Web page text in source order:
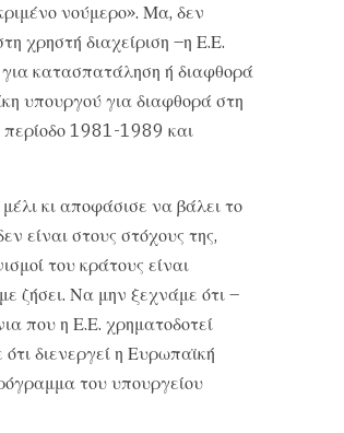
νούμερο». Μα, δεν
χρηστή διαχείριση –η Ε.Ε.
κατασπατάληση ή διαφθορά
υπουργού για διαφθορά στη
περίοδο 1981-1989 και
κι αποφάσισε να βάλει το
είναι στους στόχους της,
του κράτους είναι
ζήσει. Να μην ξεχνάμε ότι –
που η Ε.Ε. χρηματοδοτεί
διενεργεί η Ευρωπαϊκή
του υπουργείου